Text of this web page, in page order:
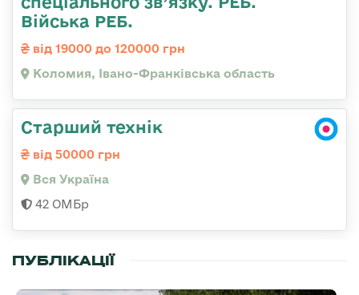
Війська РЕБ.
від 19000 до 120000 грн
Коломия, Івано-Франківська область
Старший технік
від 50000 грн
Вся Україна
42 ОМБр
ПУБЛІКАЦІЇ